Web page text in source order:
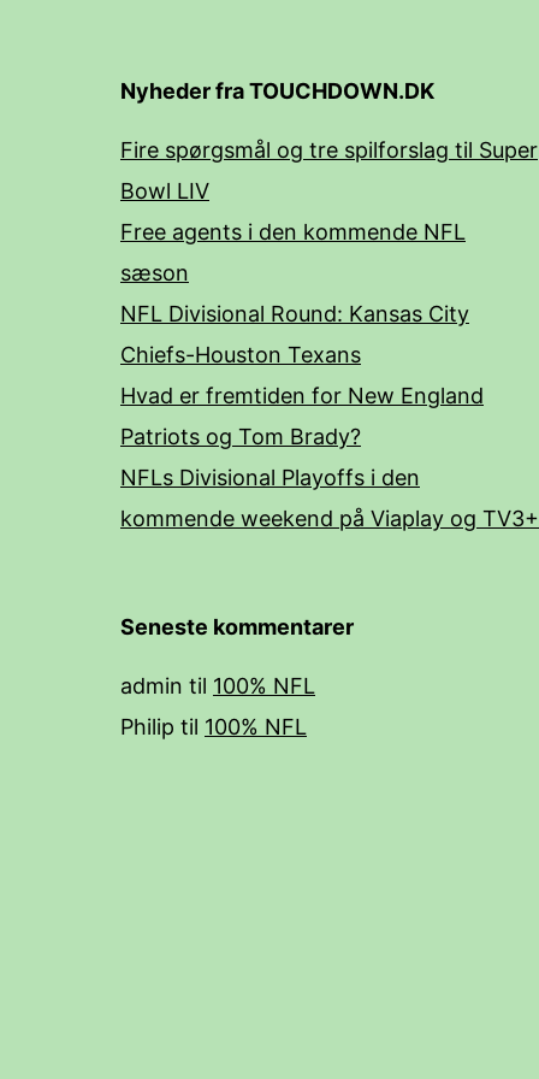
Nyheder fra TOUCHDOWN.DK
Fire spørgsmål og tre spilforslag til Super
Bowl LIV
Free agents i den kommende NFL
sæson
NFL Divisional Round: Kansas City
Chiefs-Houston Texans
Hvad er fremtiden for New England
Patriots og Tom Brady?
NFLs Divisional Playoffs i den
kommende weekend på Viaplay og TV3+
Seneste kommentarer
admin til 100% NFL
Philip til 100% NFL